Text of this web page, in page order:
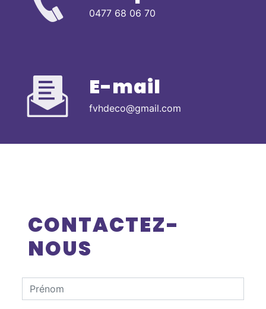
0477 68 06 70
E-mail
fvhdeco@gmail.com
CONTACTEZ-
NOUS